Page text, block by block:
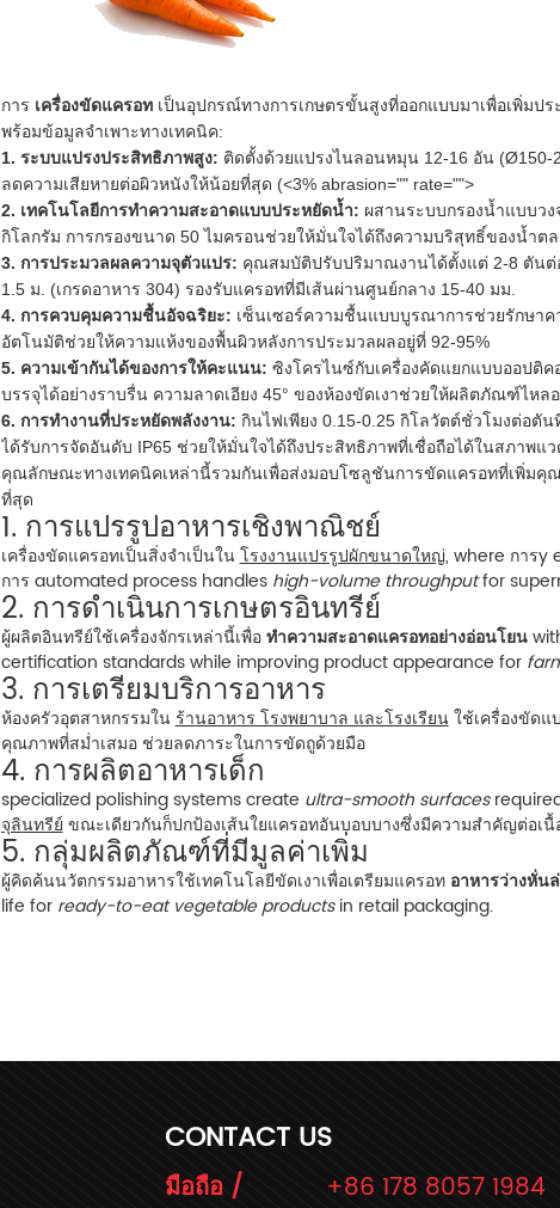
การ เครื่องขัดแครอทเป็นอุปกรณ์ทางการเกษตรขั้นสูงที่ออกแบบมาเพื่อเพิ่มป
พร้อมข้อมูลจำเพาะทางเทคนิค:
1. ระบบแปรงประสิทธิภาพสูง: ติดตั้งด้วยแปรงไนลอนหมุน 12-16 อัน (Ø150-
ลดความเสียหายต่อผิวหนังให้น้อยที่สุด (<3% abrasion="" rate="">
2. เทคโนโลยีการทำความสะอาดแบบประหยัดน้ำ: ผสานระบบกรองน้ำแบบวง
กิโลกรัม การกรองขนาด 50 ไมครอนช่วยให้มั่นใจได้ถึงความบริสุทธิ์ของน้ำต
3. การประมวลผลความจุตัวแปร: คุณสมบัติปรับปริมาณงานได้ตั้งแต่ 2-8 ตันต่
1.5 ม. (เกรดอาหาร 304) รองรับแครอทที่มีเส้นผ่านศูนย์กลาง 15-40 มม.
4. การควบคุมความชื้นอัจฉริยะ: เซ็นเซอร์ความชื้นแบบบูรณาการช่วยรักษาค
อัตโนมัติช่วยให้ความแห้งของพื้นผิวหลังการประมวลผลอยู่ที่ 92-95%
5. ความเข้ากันได้ของการให้คะแนน: ซิงโครไนซ์กับเครื่องคัดแยกแบบออปติ
บรรจุได้อย่างราบรื่น ความลาดเอียง 45° ของห้องขัดเงาช่วยให้ผลิตภัณฑ์ไหล
6. การทำงานที่ประหยัดพลังงาน: กินไฟเพียง 0.15-0.25 กิโลวัตต์ชั่วโมงต่อตั
ได้รับการจัดอันดับ IP65 ช่วยให้มั่นใจได้ถึงประสิทธิภาพที่เชื่อถือได้ในสภาพแ
คุณลักษณะทางเทคนิคเหล่านี้รวมกันเพื่อส่งมอบโซลูชันการขัดแครอทที่เพิ่มคุ
ที่สุด
1. การแปรรูปอาหารเชิงพาณิชย์
เครื่องขัดแครอทเป็นสิ่งจำเป็นในโรงงานแปรรูปผักขนาดใหญ่, where การy
การ automated process handles high-volume throughputfor
2. การดำเนินการเกษตรอินทรีย์
ผู้ผลิตอินทรีย์ใช้เครื่องจักรเหล่านี้เพื่อทำความสะอาดแครอทอย่างอ่อนโยน
certification standards while improving product appearance for
3. การเตรียมบริการอาหาร
ห้องครัวอุตสาหกรรมในร้านอาหาร โรงพยาบาล และโรงเรียนใช้เครื่องขัดแ
คุณภาพที่สม่ำเสมอ ช่วยลดภาระในการขัดถูด้วยมือ
4. การผลิตอาหารเด็ก
specialized polishing systems create ultra-smooth surfaces
จุลินทรีย์ขณะเดียวกันก็ปกป้องเส้นใยแครอทอันบอบบางซึ่งมีความสำคัญต่อเนื้
5. กลุ่มผลิตภัณฑ์ที่มีมูลค่าเพิ่ม
ผู้คิดค้นนวัตกรรมอาหารใช้เทคโนโลยีขัดเงาเพื่อเตรียมแครอท อาหารว่างหั่น
life for ready-to-eat vegetable productsin retail packaging.
CONTACT US
มือถือ /
+86 178 8057 1984